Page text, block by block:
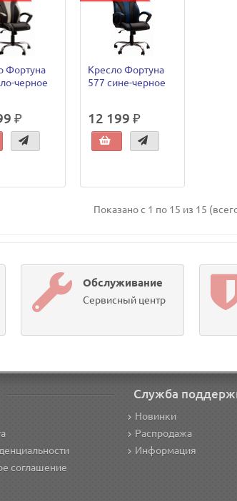
Фортуна
черное
₽
Кресло Фортуна
577 сине-черное
12 199 ₽
Показано с 1 по 15 из 15
Обслуживание
Сервисный центр
соглашение
Служба
Новинки
Распродажа
Информация